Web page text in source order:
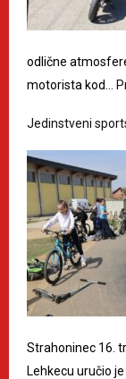
odlične
motorista kod…
Jedinstveni
Strahoninec 16.
Lehkecu uručio